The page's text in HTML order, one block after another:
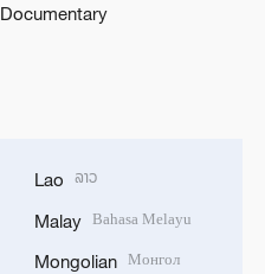
Documentary
Lao ລາວ
Malay Bahasa Melayu
Mongolian Монгол